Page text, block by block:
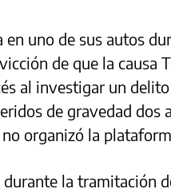
en uno de sus autos
de que la causa
al investigar un
de gravedad dos
organizó la
la tramitación